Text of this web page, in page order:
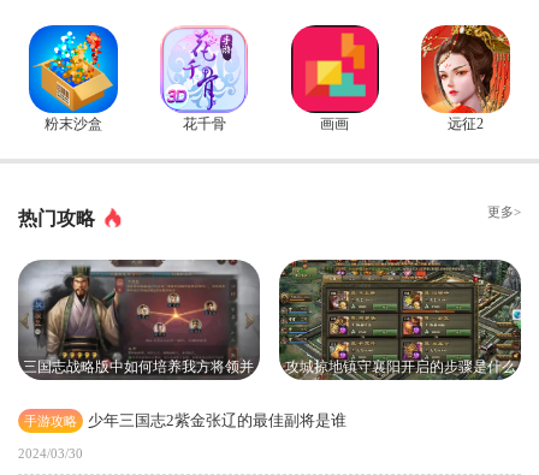
粉末沙盒 花千骨 画画 远征2
热门攻略 更多>
三国志战略版中如何培养我方将领并
攻城掠地镇守襄阳开启的步骤是什么
手游攻略 少年三国志2紫金张辽的最佳副将是谁
2024/03/30